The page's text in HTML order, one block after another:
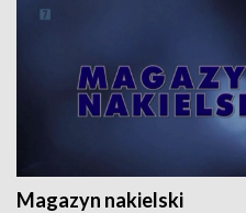
Magazyn nakielski